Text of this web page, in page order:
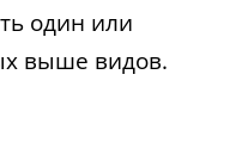
один или
выше видов.